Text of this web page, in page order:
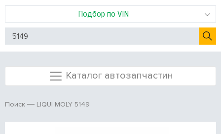
Подбор по VIN
Каталог автозапчастин
Поиск LIQUI MOLY 5149